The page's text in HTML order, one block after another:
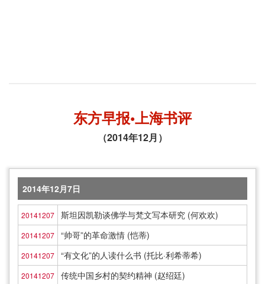
东方早报•上海书评
（2014年12月）
2014年12月7日
20141207 斯坦因凯勒谈佛学与梵文写本研究 (何欢欢)
20141207 “帅哥”的革命激情 (恺蒂)
20141207 “有文化”的人读什么书 (托比·利希蒂希)
20141207 传统中国乡村的契约精神 (赵绍廷)